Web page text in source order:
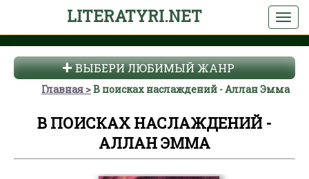
LITERATYRI.NET
ВЫБЕРИ ЛЮБИМЫЙ ЖАНР
Главная В поисках наслаждений - Аллан Эмма
В ПОИСКАХ НАСЛАЖДЕНИЙ -
АЛЛАН ЭММА